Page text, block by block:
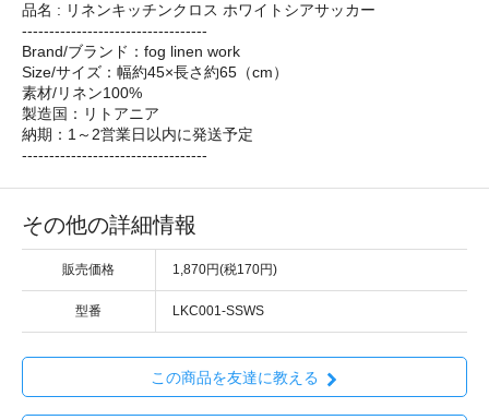
品名 : リネンキッチンクロス ホワイトシアサッカー
----------------------------------
Brand/ブランド：fog linen work
Size/サイズ：幅約45×長さ約65（cm）
素材/リネン100%
製造国：リトアニア
納期：1～2営業日以内に発送予定
----------------------------------
その他の詳細情報
販売価格 1,870円(税170円)
型番 LKC001-SSWS
この商品を友達に教える